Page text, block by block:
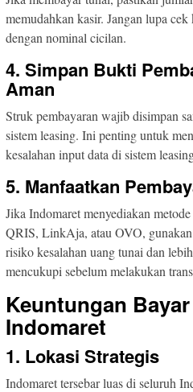
memudahkan kasir. Jangan lupa
dengan nominal cicilan.
4. Simpan Bukti
Aman
Struk pembayaran wajib disimpan
sistem leasing. Ini penting untuk
kesalahan input data di sistem
5. Manfaatkan
Jika Indomaret menyediakan
QRIS, LinkAja, atau OVO,
risiko kesalahan uang tunai dan
mencukupi sebelum melakukan
Keuntungan
Indomaret
1. Lokasi Strategis
Indomaret tersebar luas di seluruh